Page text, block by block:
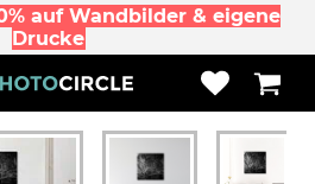
auf Wandbilder & eigene
Drucke